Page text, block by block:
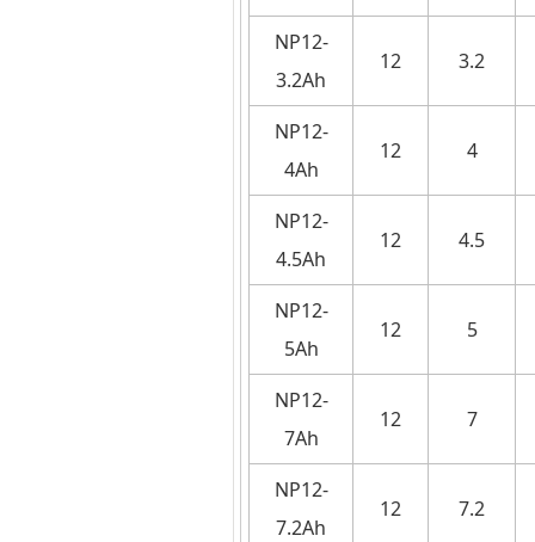
NP12-
3.2Ah
12 3.2
NP12-
4Ah
12 4
NP12-
4.5Ah
12 4.5
NP12-
5Ah
12 5
NP12-
7Ah
12 7
NP12-
7.2Ah
12 7.2